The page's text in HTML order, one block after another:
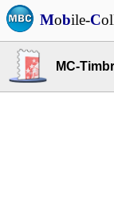
Mobile-C
MC-